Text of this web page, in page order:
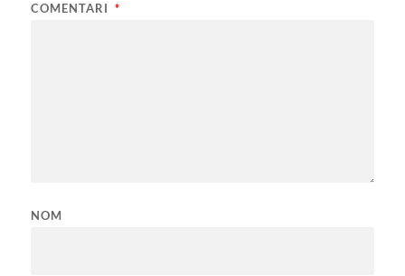
COMENTARI *
NOM